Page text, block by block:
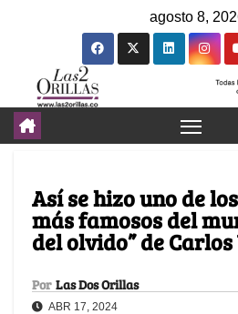
agosto 8,
Así se hizo uno de
más famosos del
del olvido” de
Por Las Dos Orillas
ABR 17, 2024